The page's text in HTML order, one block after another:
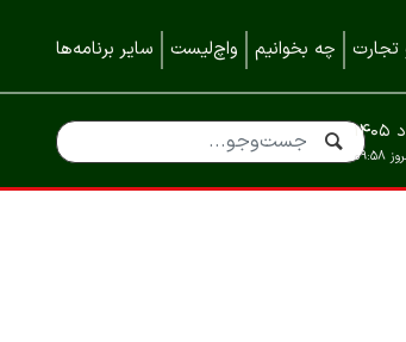
چه بخوانیم واچ‌لیست سایر برنامه‌ها
۰۹:۵۸